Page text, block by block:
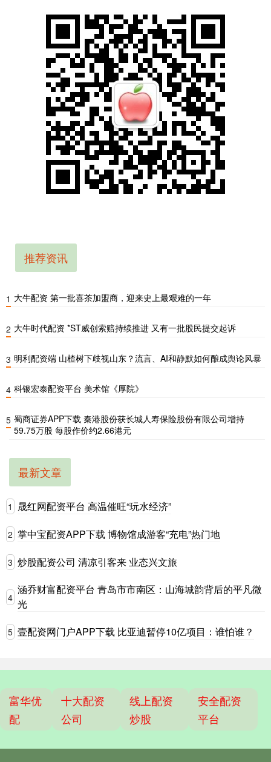
推荐资讯
1 大牛配资 第一批喜茶加盟商，迎来史上最艰难的一年
2 大牛时代配资 *ST威创索赔持续推进 又有一批股民提交起诉
3 明利配资端 山楂树下歧视山东？流言、AI和静默如何酿成舆论风暴
4 科银宏泰配资平台 美术馆《厚院》
5 蜀商证券APP下载 秦港股份获长城人寿保险股份有限公司增持
59.75万股 每股作价约2.66港元
最新文章
1 晟红网配资平台 高温催旺“玩水经济”
2 掌中宝配资APP下载 博物馆成游客“充电”热门地
3 炒股配资公司 清凉引客来 业态兴文旅
4
涵乔财富配资平台 青岛市市南区：山海城韵背后的平凡微
光
5 壹配资网门户APP下载 比亚迪暂停10亿项目：谁怕谁？
富华优
配
十大配资
公司
线上配资
炒股
安全配资
平台